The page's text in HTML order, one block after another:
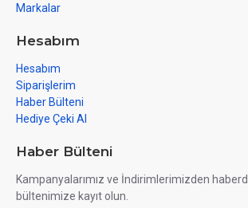
Markalar
Hesabım
Hesabım
Siparişlerim
Haber Bülteni
Hediye Çeki Al
Haber Bülteni
Kampanyalarımız ve İndirimlerimizden
bültenimize kayıt olun.